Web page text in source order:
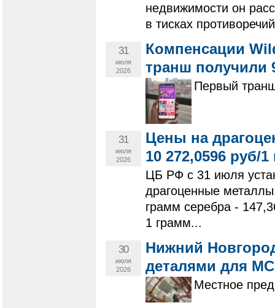
недвижимости он
в тисках
31
июля
2026
Компенсации
транш получили
Первый
31
июля
2026
Цены на
10 272,0596 руб/1
ЦБ РФ с 31 июля
драгоценные
грамм серебра -
1 грамм...
30
июля
2026
Нижний
деталями для
Местное